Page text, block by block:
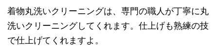
着物丸洗いクリーニングは、専門の職人が丁寧に丸
洗いクリーニングしてくれます。仕上げも熟練の技
で仕上げてくれますよ。